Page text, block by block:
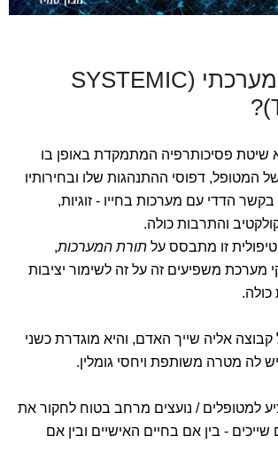
מהו טיפול מערכתי (SYSTEMIC
שיטת פסיכותרפיה המתמקדת באופן בו
המטופל, דפוסי ההתנהגות שלו ובחירותיו
הדדי עם מערכות בחייו - זוגיות,
והתרבות כולה.
זו מתבסס על תורת המערכות,
מערכת משפיעים זה על זה לשימור יציבות
כולה.
אליה שייך האדם, והיא מוגדרת כשני
לה מטרה משותפת ויחסי גומלין.
למטופלים / נועצים מרחב בטוח לחקור את
- בין אם בחיים האישיים ובין אם